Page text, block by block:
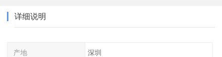
详细说明
产地 深圳